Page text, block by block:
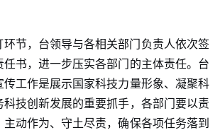
环节，台领导与各相关部门负责人依次签
书，进一步压实各部门的主体责任。台
传工作是展示国家科技力量形象、凝聚科
科技创新发展的重要抓手，各部门要以责
动作为、守土尽责，确保各项任务落到